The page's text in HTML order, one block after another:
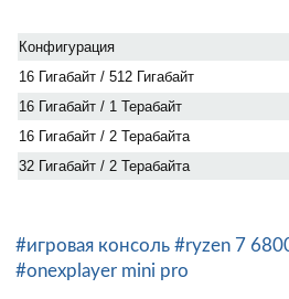
Конфигурация
16 Гигабайт / 512 Гигабайт
16 Гигабайт / 1 Терабайт
16 Гигабайт / 2 Терабайта
32 Гигабайт / 2 Терабайта
#игровая консоль #ryzen 7
#onexplayer mini pro